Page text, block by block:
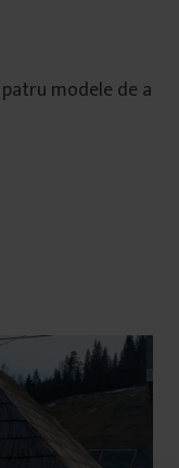
modele de a